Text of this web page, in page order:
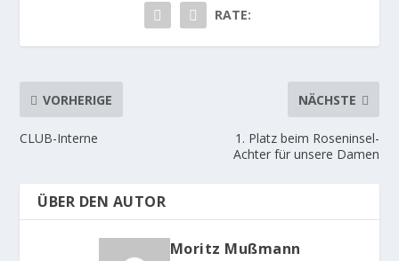
RATE:
VORHERIGE
CLUB-Interne
NÄCHSTE
1. Platz beim Roseninsel-
Achter für unsere Damen
ÜBER DEN AUTOR
Moritz Mußmann